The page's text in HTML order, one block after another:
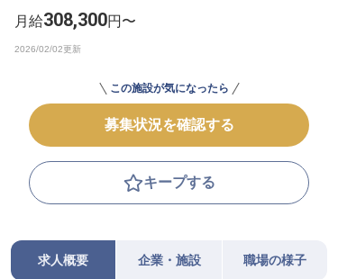
月給308,300円〜
この施設が気になったら
募集状況を確認する
キープする
求人概要 企業・施設 職場の様子